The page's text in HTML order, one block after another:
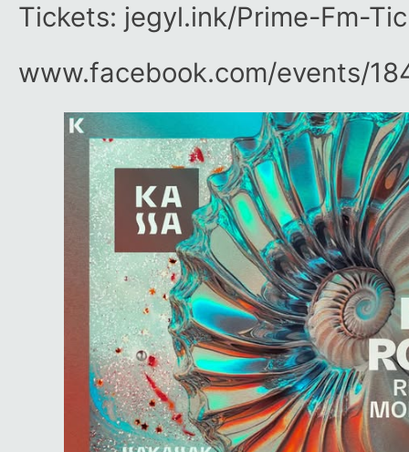
Tickets: jegyl.ink/Prime-Fm-
www.facebook.com/​events/​